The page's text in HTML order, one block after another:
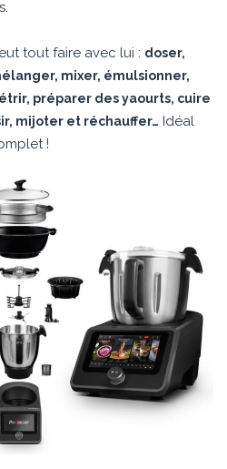
tout faire avec lui : doser,
mixer, émulsionner,
préparer des yaourts, cuire
mijoter et réchauffer… Idéal
!